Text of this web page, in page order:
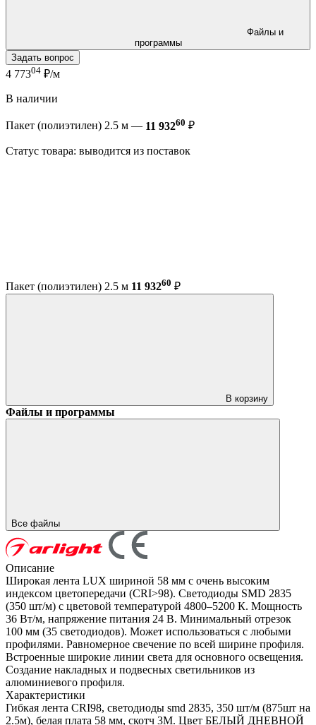
программы
Задать вопрос
4 77304 ₽/м
В наличии
Пакет (полиэтилен) 2.5 м — 11 93260 ₽
Статус товара: выводится из поставок
Пакет (полиэтилен) 2.5 м 11 93260 ₽
В корзину
Файлы и программы
Все файлы
Описание
Широкая лента LUX шириной 58 мм с очень высоким
индексом цветопередачи (CRI>98). Светодиоды SMD 2835
(350 шт/м) с цветовой температурой 4800–5200 К. Мощность
36 Вт/м, напряжение питания 24 В. Минимальный отрезок
100 мм (35 светодиодов). Может использоваться с любыми
профилями. Равномерное свечение по всей ширине профиля.
Встроенные широкие линии света для основного освещения.
Создание накладных и подвесных светильников из
алюминиевого профиля.
Характеристики
Гибкая лента CRI98, светодиоды smd 2835, 350 шт/м (875шт на
2.5м), белая плата 58 мм, скотч 3М. Цвет БЕЛЫЙ ДНЕВНОЙ